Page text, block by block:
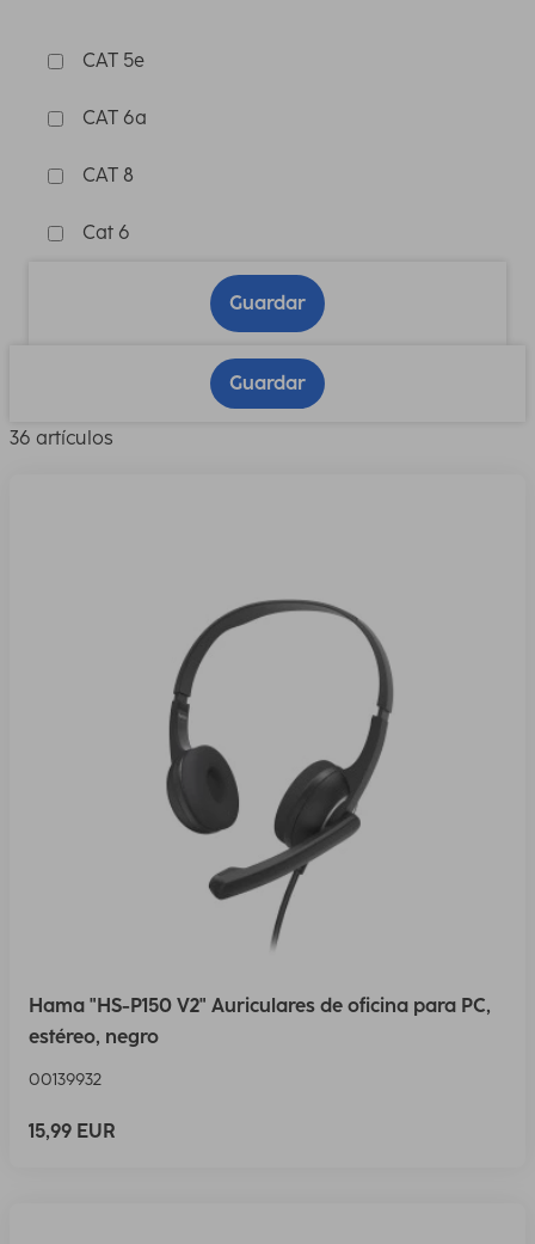
CAT 5e
CAT 6a
CAT 8
Cat 6
Guardar
Guardar
36 artículos
Hama "HS-P150 V2" Auriculares de oficina para PC,
estéreo, negro
00139932
15,99 EUR